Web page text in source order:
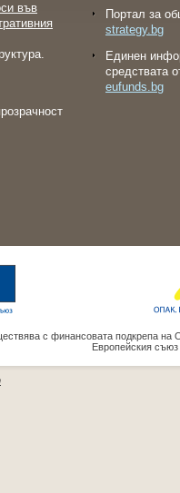
във
Портал за
strategy.bg
Eдинен
средствата
eufunds.bg
с финансовата подкрепа на
Европейския